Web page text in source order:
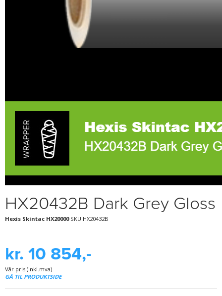
HX20432B Dark Grey Gloss
Hexis Skintac HX20000SKU:HX20432B
kr. 10 854,-
Vår pris (inkl.mva)
GÅ TIL PRODUKTSIDE